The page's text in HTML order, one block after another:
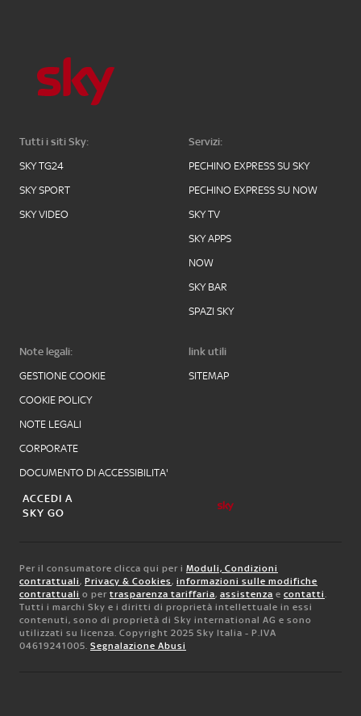
Tutti i siti Sky:
SKY TG24
SKY SPORT
SKY VIDEO
Servizi:
PECHINO EXPRESS SU SKY
PECHINO EXPRESS SU NOW
SKY TV
SKY APPS
NOW
SKY BAR
SPAZI SKY
Note legali:
GESTIONE COOKIE
COOKIE POLICY
NOTE LEGALI
CORPORATE
DOCUMENTO DI ACCESSIBILITA'
link utili
SITEMAP
ACCEDI A
SKY GO
Per il consumatore clicca qui per i Moduli, Condizioni
contrattuali, Privacy & Cookies, informazioni sulle modifiche
contrattuali o per trasparenza tariffaria, assistenza e contatti.
Tutti i marchi Sky e i diritti di proprietà intellettuale in essi
contenuti, sono di proprietà di Sky international AG e sono
utilizzati su licenza. Copyright 2025 Sky Italia - P.IVA
04619241005. Segnalazione Abusi